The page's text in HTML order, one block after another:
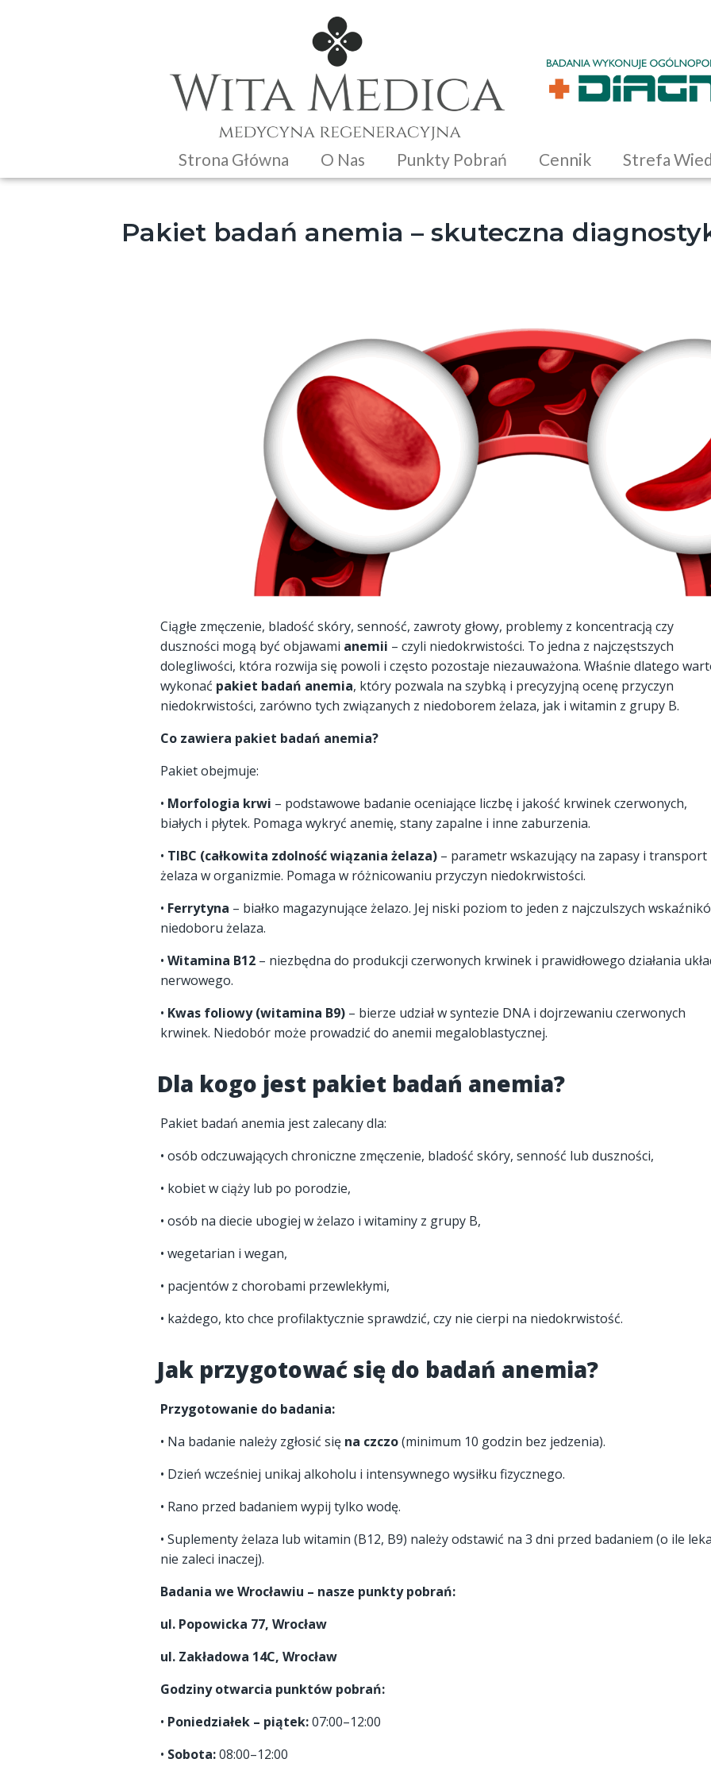
Strona Główna O Nas Punkty Pobrań Cennik Strefa
Pakiet badań anemia – skuteczna
Ciągłe zmęczenie, bladość skóry, senność, zawroty głowy, problemy z koncentracją czy
duszności mogą być objawami anemii – czyli niedokrwistości. To jedna z najczęstszych
dolegliwości, która rozwija się powoli i często pozostaje niezauważona. Właśnie dlatego
wykonać pakiet badań anemia, który pozwala na szybką i precyzyjną ocenę przyczyn
niedokrwistości, zarówno tych związanych z niedoborem żelaza, jak i witamin z grupy B.
Co zawiera pakiet badań anemia?
Pakiet obejmuje:
• Morfologia krwi – podstawowe badanie oceniające liczbę i jakość krwinek czerwonych,
białych i płytek. Pomaga wykryć anemię, stany zapalne i inne zaburzenia.
• TIBC (całkowita zdolność wiązania żelaza)– parametr wskazujący na zapasy i transport
żelaza w organizmie. Pomaga w różnicowaniu przyczyn niedokrwistości.
• Ferrytyna – białko magazynujące żelazo. Jej niski poziom to jeden z najczulszych
niedoboru żelaza.
• Witamina B12 – niezbędna do produkcji czerwonych krwinek i prawidłowego działania
nerwowego.
• Kwas foliowy (witamina B9)– bierze udział w syntezie DNA i dojrzewaniu czerwonych
krwinek. Niedobór może prowadzić do anemii megaloblastycznej.
Dla kogo jest pakiet badań anemia?
Pakiet badań anemia jest zalecany dla:
• osób odczuwających chroniczne zmęczenie, bladość skóry, senność lub duszności,
• kobiet w ciąży lub po porodzie,
• osób na diecie ubogiej w żelazo i witaminy z grupy B,
• wegetarian i wegan,
• pacjentów z chorobami przewlekłymi,
• każdego, kto chce profilaktycznie sprawdzić, czy nie cierpi na niedokrwistość.
Jak przygotować się do badań anemia?
Przygotowanie do badania:
• Na badanie należy zgłosić się na czczo(minimum 10 godzin bez jedzenia).
• Dzień wcześniej unikaj alkoholu i intensywnego wysiłku fizycznego.
• Rano przed badaniem wypij tylko wodę.
• Suplementy żelaza lub witamin (B12, B9) należy odstawić na 3 dni przed badaniem (o ile
nie zaleci inaczej).
Badania we Wrocławiu – nasze punkty pobrań:
ul. Popowicka 77, Wrocław
ul. Zakładowa 14C, Wrocław
Godziny otwarcia punktów pobrań:
• Poniedziałek – piątek:07:00–12:00
• Sobota:08:00–12:00